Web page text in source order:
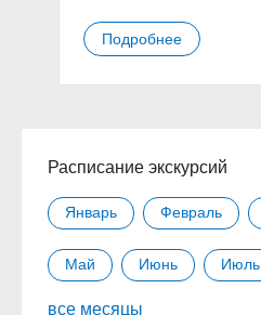
Подробнее
Расписание экскурсий
Январь Февраль
Май Июнь Июль
все месяцы